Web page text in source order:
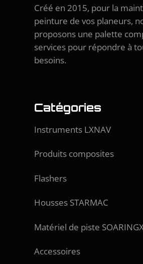
Créé en 2015, pour la
peinture de vos planeurs,
proposons une palette
services pour répondre à
besoins.
Catégories
Instruments LXNAV
Produits composites
Flashers
Housses STARMAC
Matériel de piste
Accessoires